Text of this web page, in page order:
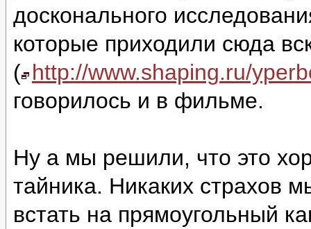
досконального
которые приходили сюда
( http://www.shaping.ru/
говорилось и в фильме.
Ну а мы решили, что это
тайника. Никаких страхов
встать на прямоугольный